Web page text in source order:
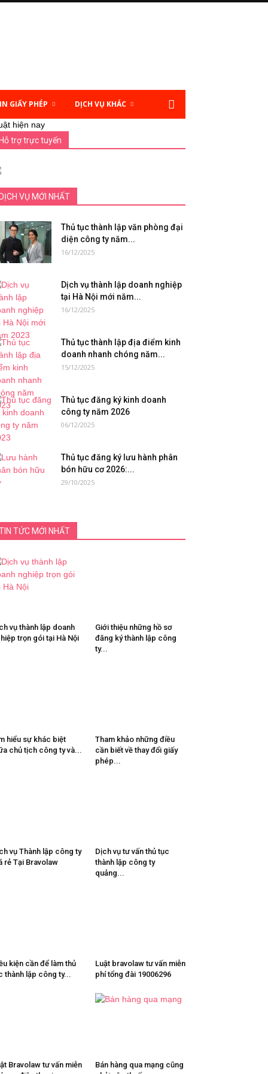
GIẤY PHÉP DỊCH VỤ KHÁC
hiện nay
Hỗ trợ trực tuyến
DỊCH VỤ MỚI NHẤT
Thủ tục thành lập văn phòng đại
diện công ty năm...
16/12/2025
Dịch vụ thành lập doanh nghiệp
tại Hà Nội mới năm...
16/12/2025
Thủ tục thành lập địa điểm kinh
doanh nhanh chóng năm...
15/12/2025
Thủ tục đăng ký kinh doanh
công ty năm 2026
06/12/2025
Thủ tục đăng ký lưu hành phân
bón hữu cơ 2026:...
29/10/2025
TỨC MỚI NHẤT
vụ thành lập doanh
trọn gói tại Hà Nội
Giới thiệu những hồ sơ
đăng ký thành lập công
ty...
hiểu sự khác biệt
chủ tịch công ty và...
Tham khảo những điều
cần biết về thay đổi giấy
phép...
vụ Thành lập công ty
rẻ Tại Bravolaw
Dịch vụ tư vấn thủ tục
thành lập công ty
quảng...
kiện cần để làm thủ
thành lập công ty...
Luật bravolaw tư vấn miễn
phí tổng đài 19006296
Bravolaw tư vấn miễn
Bán hàng qua mạng cũng